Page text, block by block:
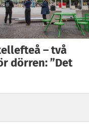
– två
dörren: ”Det